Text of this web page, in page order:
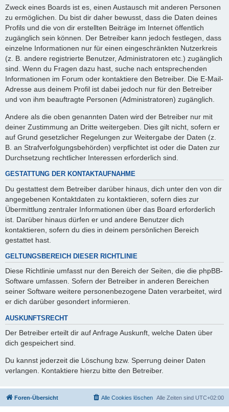
Zweck eines Boards ist es, einen Austausch mit anderen Personen
zu ermöglichen. Du bist dir daher bewusst, dass die Daten deines
Profils und die von dir erstellten Beiträge im Internet öffentlich
zugänglich sein können. Der Betreiber kann jedoch festlegen, dass
einzelne Informationen nur für einen eingeschränkten Nutzerkreis
(z. B. andere registrierte Benutzer, Administratoren etc.) zugänglich
sind. Wenn du Fragen dazu hast, suche nach entsprechenden
Informationen im Forum oder kontaktiere den Betreiber. Die E-Mail-
Adresse aus deinem Profil ist dabei jedoch nur für den Betreiber
und von ihm beauftragte Personen (Administratoren) zugänglich.
Andere als die oben genannten Daten wird der Betreiber nur mit
deiner Zustimmung an Dritte weitergeben. Dies gilt nicht, sofern er
auf Grund gesetzlicher Regelungen zur Weitergabe der Daten (z.
B. an Strafverfolgungsbehörden) verpflichtet ist oder die Daten zur
Durchsetzung rechtlicher Interessen erforderlich sind.
GESTATTUNG DER KONTAKTAUFNAHME
Du gestattest dem Betreiber darüber hinaus, dich unter den von dir
angegebenen Kontaktdaten zu kontaktieren, sofern dies zur
Übermittlung zentraler Informationen über das Board erforderlich
ist. Darüber hinaus dürfen er und andere Benutzer dich
kontaktieren, sofern du dies in deinem persönlichen Bereich
gestattet hast.
GELTUNGSBEREICH DIESER RICHTLINIE
Diese Richtlinie umfasst nur den Bereich der Seiten, die die phpBB-
Software umfassen. Sofern der Betreiber in anderen Bereichen
seiner Software weitere personenbezogene Daten verarbeitet, wird
er dich darüber gesondert informieren.
AUSKUNFTSRECHT
Der Betreiber erteilt dir auf Anfrage Auskunft, welche Daten über
dich gespeichert sind.
Du kannst jederzeit die Löschung bzw. Sperrung deiner Daten
verlangen. Kontaktiere hierzu bitte den Betreiber.
Foren-Übersicht Alle Zeiten sind UTC+02:00
Alle Cookies löschen